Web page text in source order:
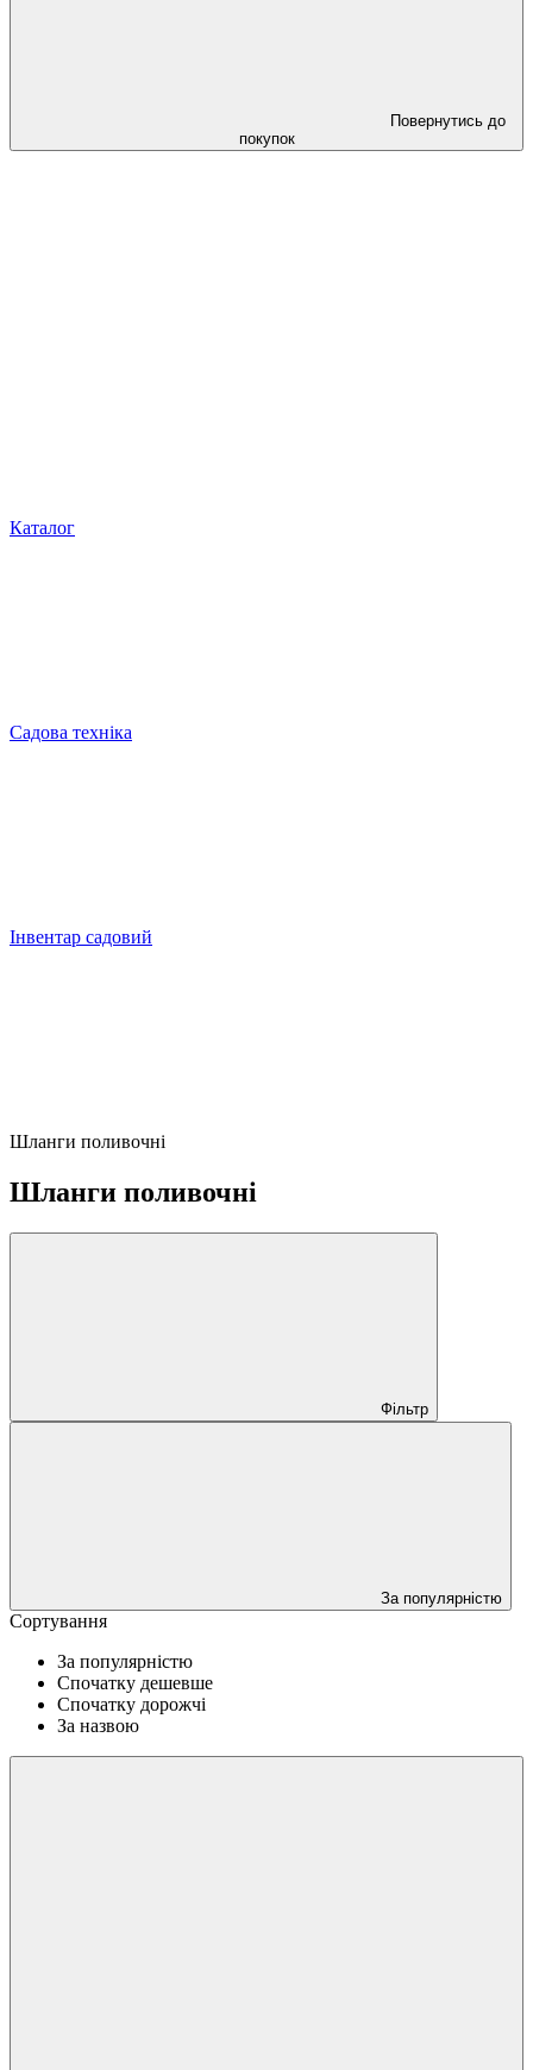
Повернутись до
покупок
Каталог
Садова техніка
Інвентар садовий
Шланги поливочні
Шланги поливочні
Фільтр
За популярністю
Сортування
За популярністю
Спочатку дешевше
Спочатку дорожчі
За назвою